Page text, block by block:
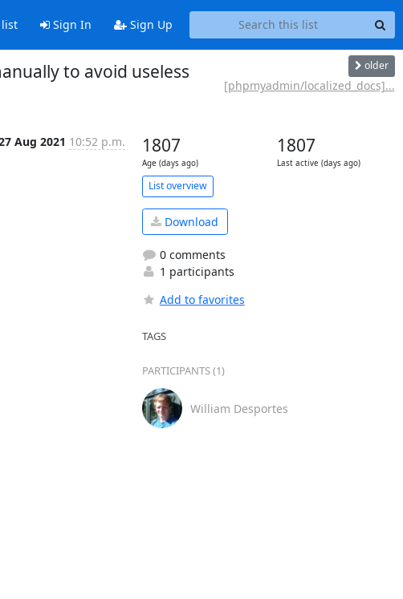
Sign In Sign Up
to avoid useless
older
[phpmyadmin/localized_docs]...
Aug 2021 10:52 p.m. 1807
Age (days ago)
1807
Last active (days ago)
List overview
Download
0 comments
1 participants
Add to favorites
TAGS
PARTICIPANTS (1)
William Desportes